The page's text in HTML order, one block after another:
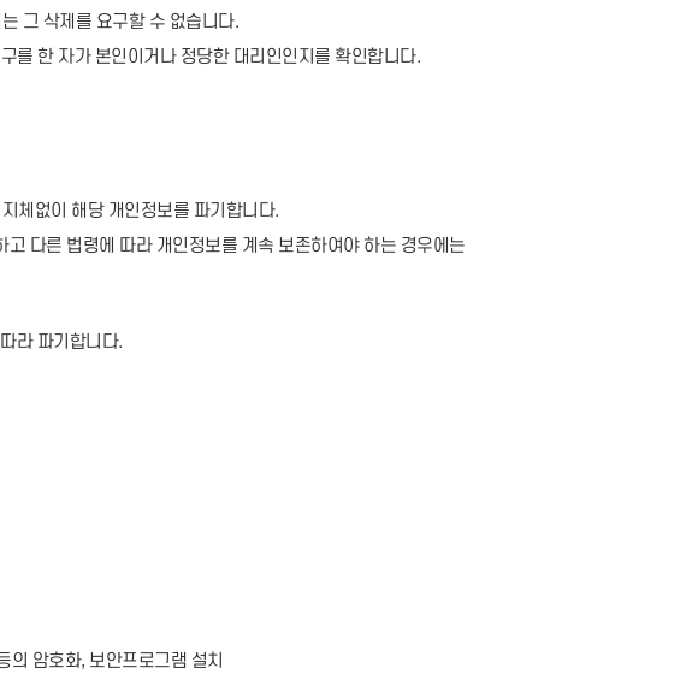
그 삭제를 요구할 수 없습니다.
를 한 자가 본인이거나 정당한 대리인인지를 확인합니다.
체없이 해당 개인정보를 파기합니다.
다른 법령에 따라 개인정보를 계속 보존하여야 하는 경우에는
라 파기합니다.
암호화, 보안프로그램 설치